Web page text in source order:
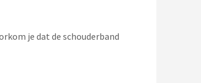
je dat de schouderband